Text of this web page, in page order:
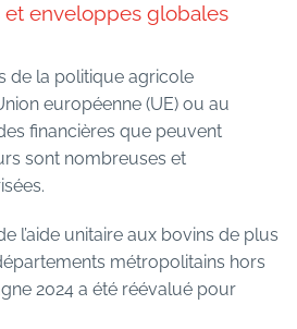
et enveloppes globales
de la politique agricole
européenne (UE) ou au
financières que peuvent
sont nombreuses et
l’aide unitaire aux bovins de plus
métropolitains hors
2024 a été réévalué pour